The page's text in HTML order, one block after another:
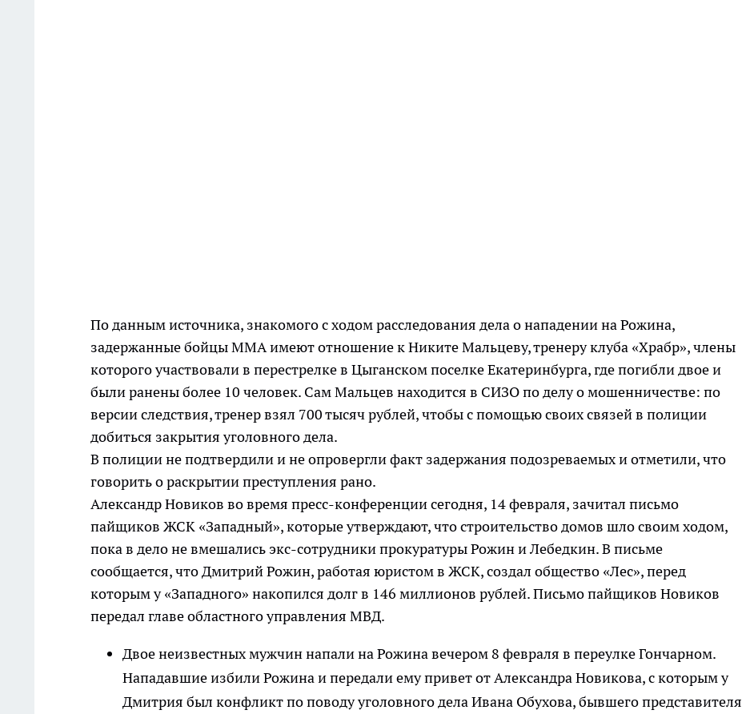
По данным источника, знакомого с ходом расследования дела о нападении на Рожина,
задержанные бойцы ММА имеют отношение к Никите Мальцеву, тренеру клуба «Храбр», члены
которого участвовали в перестрелке в Цыганском поселке Екатеринбурга, где погибли двое и
были ранены более 10 человек. Сам Мальцев находится в СИЗО по делу о мошенничестве: по
версии следствия, тренер взял 700 тысяч рублей, чтобы с помощью своих связей в полиции
добиться закрытия уголовного дела.
В полиции не подтвердили и не опровергли факт задержания подозреваемых и отметили, что
говорить о раскрытии преступления рано.
Александр Новиков во время пресс-конференции сегодня, 14 февраля, зачитал письмо
пайщиков ЖСК «Западный», которые утверждают, что строительство домов шло своим ходом,
пока в дело не вмешались экс-сотрудники прокуратуры Рожин и Лебедкин. В письме
сообщается, что Дмитрий Рожин, работая юристом в ЖСК, создал общество «Лес», перед
которым у «Западного» накопился долг в 146 миллионов рублей. Письмо пайщиков Новиков
передал главе областного управления МВД.
Двое неизвестных мужчин напали на Рожина вечером 8 февраля в переулке Гончарном.
Нападавшие избили Рожина и передали ему привет от Александра Новикова, с которым у
Дмитрия был конфликт по поводу уголовного дела Ивана Обухова, бывшего представителя